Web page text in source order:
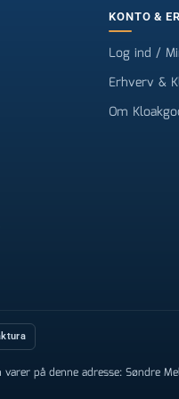
KONTO &
Log ind /
Erhverv &
Om
varer på denne adresse: Søndre